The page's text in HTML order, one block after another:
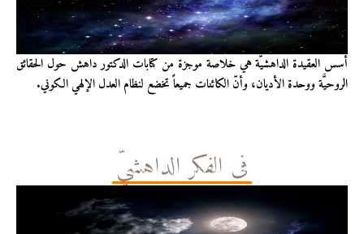
أُسس العقيدة الداهشيّة هي خلاصة موجزة من كتابات الدكتور داهش حول الحقائق
الروحيَّة ووحدة الأديان، وأنّ الكائنات جميعاً تخضع لنظام العدل الإلهي الكوني.
في الفكر الداهشيّ